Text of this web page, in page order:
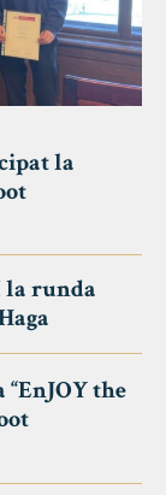
la
la runda
the